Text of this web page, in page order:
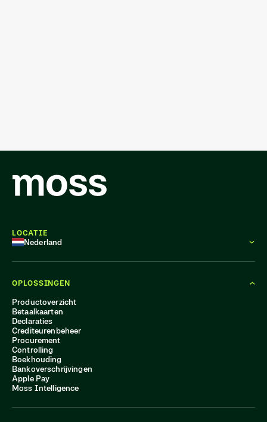
OPLOSSINGEN
Productoverzicht
Betaalkaarten
Declaraties
Crediteurenbeheer
Procurement
Controlling
Boekhouding
Bankoverschrijvingen
Apple Pay
Moss Intelligence
LOCATIE
Nederland